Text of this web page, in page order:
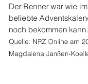
Der Renner war wie
beliebte
noch bekommen kann.
Quelle: NRZ Online am
Magdalena Janßen-